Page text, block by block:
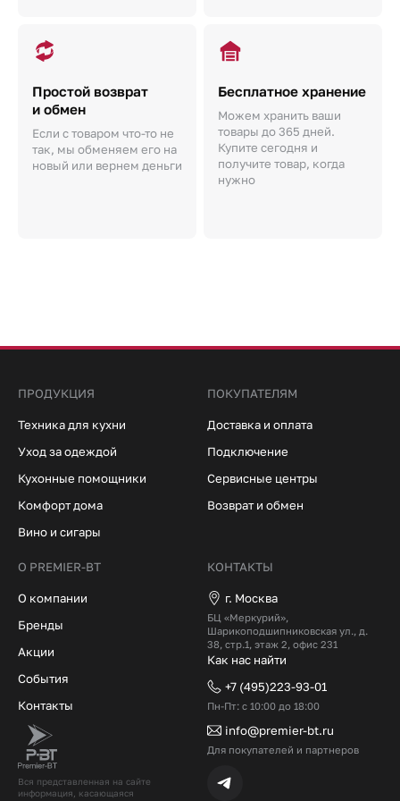
Простой возврат
и обмен
Если с товаром что-то не
так, мы обменяем его на
новый или вернем деньги
Бесплатное хранение
Можем хранить ваши
товары до 365 дней.
Купите сегодня и
получите товар, когда
нужно
Вся представленная на сайте
информация, касающаяся
ПРОДУКЦИЯ
Техника для кухни
Уход за одеждой
Кухонные помощники
Комфорт дома
Вино и сигары
ПОКУПАТЕЛЯМ
Доставка и оплата
Подключение
Сервисные центры
Возврат и обмен
О PREMIER-BT
О компании
Бренды
Акции
События
Контакты
КОНТАКТЫ
г. Москва
БЦ «Меркурий»,
Шарикоподшипниковская ул., д.
38, стр.1, этаж 2, офис 231
Как нас найти
+7 (495)223-93-01
Пн-Пт: с 10:00 до 18:00
info@premier-bt.ru
Для покупателей и партнеров